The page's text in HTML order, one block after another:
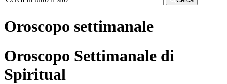
Oroscopo settimanale
Oroscopo Settimanale di
Spiritual